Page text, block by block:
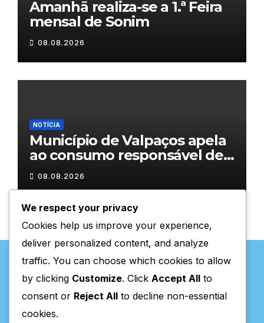
Amanhã realiza-se a 1.ª Feira
mensal de Sonim
08.08.2026
NOTÍCIA
Município de Valpaços apela
ao consumo responsável de
água
08.08.2026
Valpaços Online
We respect your privacy
Cookies help us improve your experience,
deliver personalized content, and analyze
traffic. You can choose which cookies to allow
by clicking Customize. Click Accept All to
consent or Reject All to decline non-essential
cookies.